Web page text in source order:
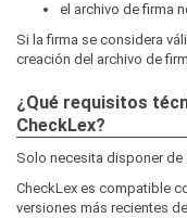
el archivo de firma
Si la firma se considera
creación del archivo de
¿Qué requisitos
CheckLex?
Solo necesita disponer de
CheckLex es compatible
versiones más recientes